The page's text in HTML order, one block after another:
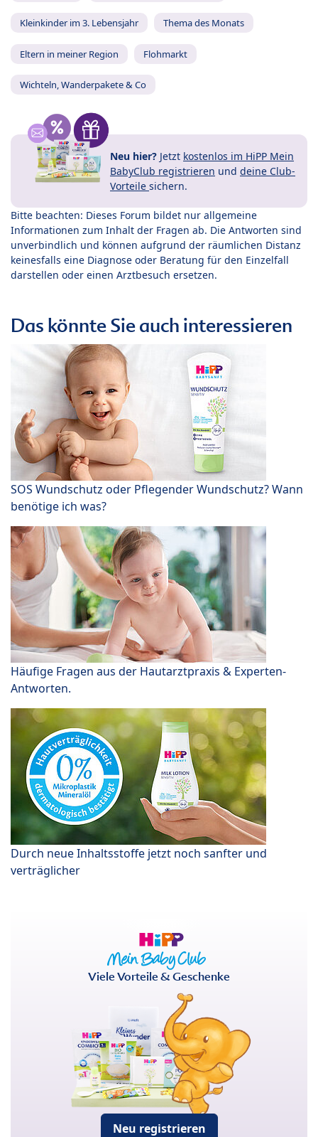
Kleinkinder im 3. Lebensjahr Thema des Monats
Eltern in meiner Region Flohmarkt
Wichteln, Wanderpakete & Co
Neu hier? Jetzt kostenlos im HiPP Mein
BabyClub registrieren und deine Club-
Vorteile sichern.
Bitte beachten: Dieses Forum bildet nur allgemeine
Informationen zum Inhalt der Fragen ab. Die Antworten sind
unverbindlich und können aufgrund der räumlichen Distanz
keinesfalls eine Diagnose oder Beratung für den Einzelfall
darstellen oder einen Arztbesuch ersetzen.
Das könnte Sie auch interessieren
SOS Wundschutz oder Pflegender Wundschutz? Wann
benötige ich was?
Häufige Fragen aus der Hautarztpraxis & Experten-
Antworten.
Durch neue Inhaltsstoffe jetzt noch sanfter und
verträglicher
Viele Vorteile & Geschenke
Neu registrieren